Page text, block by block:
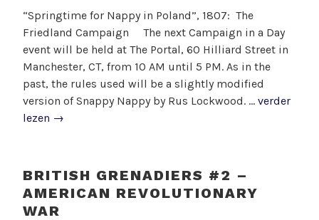
t
u
g
u
u
B
“Springtime for Nappy in Poland”, 1807: The
Friedland Campaign The next Campaign in a Day
event will be held at The Portal, 60 Hilliard Street in
Manchester, CT, from 10 AM until 5 PM. As in the
past, the rules used will be a slightly modified
version of Snappy Nappy by Rus Lockwood. … Next
verder
lezen →
BRITISH GRENADIERS #2 –
AMERICAN REVOLUTIONARY
WAR